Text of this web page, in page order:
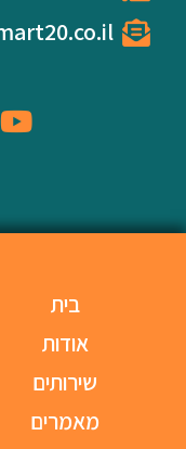
בית
אודות
שירותים
מאמרים